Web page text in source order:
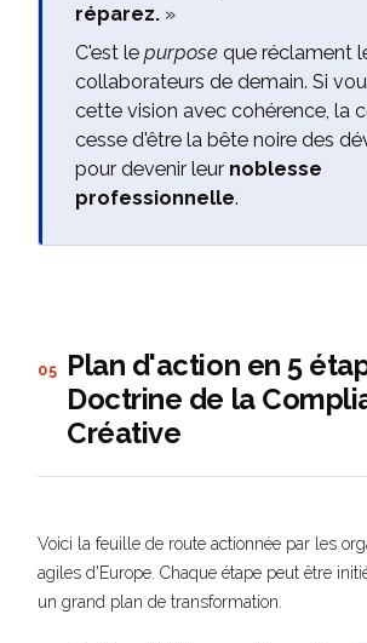
réparez. »
C'est le purpose que réclament
collaborateurs de demain. Si
cette vision avec cohérence, la
cesse d'être la bête noire des
pour devenir leur noblesse
professionnelle.
05
Plan d'action en 5
Doctrine de la
Créative
Voici la feuille de route actionnée par les
agiles d'Europe. Chaque étape peut être
un grand plan de transformation.